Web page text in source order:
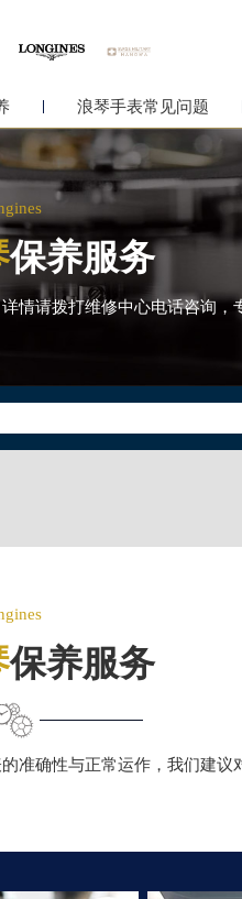
浪琴手表常见问题
保养服务
情请拨打维修中心电话咨询，
约）
保养服务
确性与正常运作，我们建议